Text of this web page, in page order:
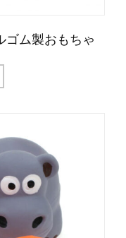
ゴム製おもちゃ